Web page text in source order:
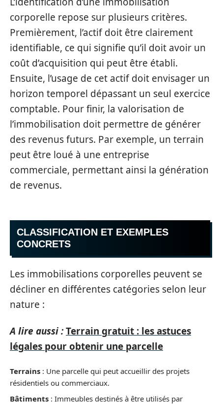
corporelle repose sur plusieurs critères.
Premièrement, l’actif doit être clairement
identifiable, ce qui signifie qu’il doit avoir un
coût d’acquisition qui peut être établi.
Ensuite, l’usage de cet actif doit envisager un
horizon temporel dépassant un seul exercice
comptable. Pour finir, la valo​risation de
l’immobilisation doit permettre de générer
des revenus futurs. Par exemple, un terrain
peut être loué à une entreprise
commerciale, permettant ainsi la génération
de revenus.
CLASSIFICATION ET EXEMPLES
CONCRETS
Les immobilisations corporelles peuvent se
décliner en différentes catégories selon leur
nature :
A lire aussi :Terrain gratuit : les astuces
légales pour obtenir une parcelle
Terrains : Une parcelle qui peut accueillir des projets
résidentiels ou commerciaux.
Bâtiments : Immeubles destinés à être utilisés par